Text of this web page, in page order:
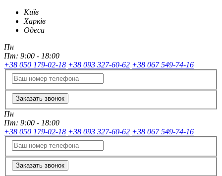
Київ
Харків
Одеса
Пн
Пт: 9:00 - 18:00
+38 050 179-02-18 +38 093 327-60-62 +38 067 549-74-16
Заказать звонок
Пн
Пт: 9:00 - 18:00
+38 050 179-02-18 +38 093 327-60-62 +38 067 549-74-16
Заказать звонок